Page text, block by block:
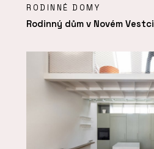
RODINNÉ DOMY
Rodinný dům v Novém Vestci